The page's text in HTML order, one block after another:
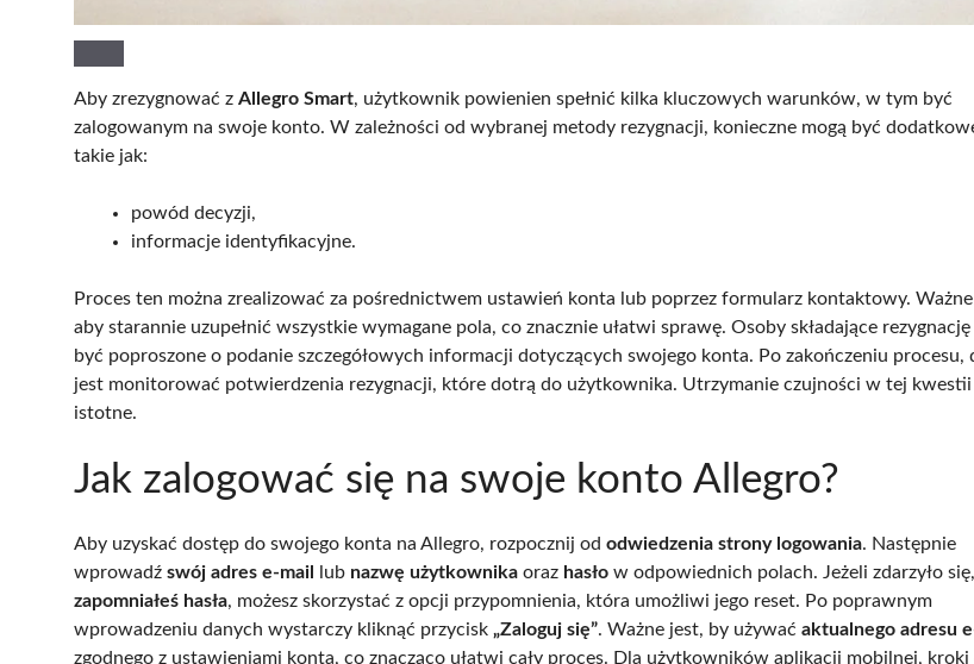
Aby zrezygnować z Allegro Smart, użyt­kow­nik powi­enien spełnić kilka kluczowych warunków, w tym być
zalogowanym na swoje konto. W zależności od wybranej metody rezygnacji, konieczne mogą być
takie jak:
powód decyzji,
informacje identyfikacyjne.
Proces ten można zrealizować za pośrednictwem ustawień konta lub poprzez formularz kontaktowy.
aby starannie uzupełnić wszystkie wymagane pola, co znacznie ułatwi sprawę. Osoby składające rezygnację
być poproszone o podanie szczegółowych informacji dotyczących swojego konta. Po zakończeniu procesu,
jest monitorować potwierdzenia rezygnacji, które dotrą do użytkownika. Utrzymanie czujności w tej kwestii
istotne.
Jak zalogować się na swoje konto Allegro?
Aby uzyskać dostęp do swojego konta na Allegro, rozpocznij od odwiedzenia strony logowania. Następnie
wprowadź swój adres e-mail lub nazwę użytkownika oraz hasło w odpowiednich polach. Jeżeli zdarzyło
zapomniałeś hasła, możesz skorzystać z opcji przypomnienia, która umożliwi jego reset. Po poprawnym
wprowadzeniu danych wystarczy kliknąć przycisk „Zaloguj się”. Ważne jest, by używać aktualnego adresu
zgodnego z ustawieniami konta, co znacząco ułatwi cały proces. Dla użytkowników aplikacji mobilnej, kroki